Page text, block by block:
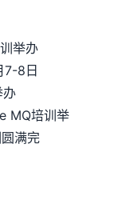
举办
7-8日
办
MQ培训举
满完